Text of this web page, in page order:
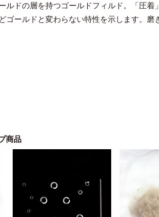
ルドの層を持つゴールドフィルド。「圧着
ゴールドと変わらない特性を示します。
商品